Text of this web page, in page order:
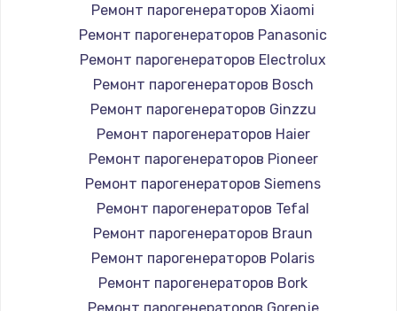
Замена / ремонт электронного модуля
Заказать
Заказать
Замена платы сенсора
Заказать
Ремонт парогенераторов Xiaomi
Ремонт парогенераторов Panasonic
Ремонт парогенераторов Electrolux
Ремонт парогенераторов Bosch
Ремонт парогенераторов Ginzzu
Ремонт парогенераторов Haier
Ремонт парогенераторов Pioneer
Ремонт парогенераторов Siemens
Ремонт парогенераторов Tefal
Ремонт парогенераторов Braun
Ремонт парогенераторов Polaris
Ремонт парогенераторов Bork
Ремонт парогенераторов Gorenje